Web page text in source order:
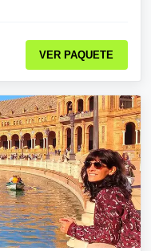
VER PAQUETE